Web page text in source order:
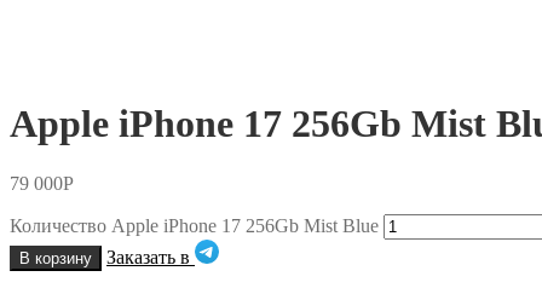
Apple iPhone 17 256Gb Mist
79 000Р
Количество Apple iPhone 17 256Gb Mist Blue
В корзину Заказать в